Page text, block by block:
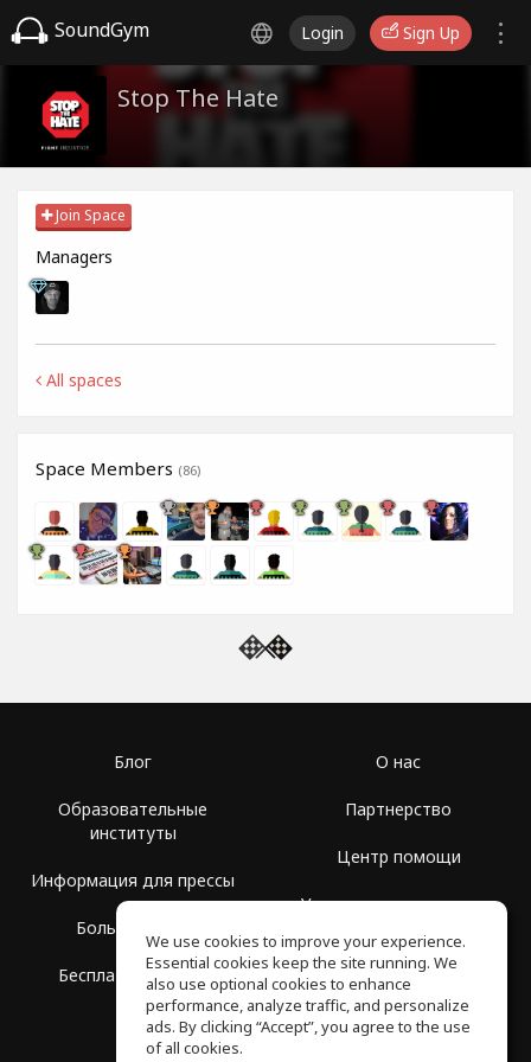
SoundGym Login Sign Up
Stop The Hate
Join Space
Managers
All spaces
Space Members (86)
Блог
Образовательные
институты
Информация для прессы
Больше Групп
Бесплатная школа
О нас
Партнерство
Центр помощи
Условия использования
Политика
конфиденциальности
We use cookies to improve your experience.
Essential cookies keep the site running. We
also use optional cookies to enhance
performance, analyze traffic, and personalize
ads. By clicking “Accept”, you agree to the use
of all cookies.